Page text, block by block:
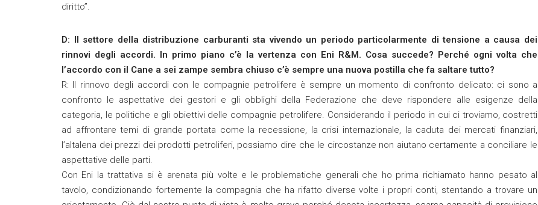
diritto”.
D: Il settore della distribuzione carburanti sta vivendo un periodo particolarmente di tensione a causa dei
rinnovi degli accordi. In primo piano c’è la vertenza con Eni R&M. Cosa succede? Perché ogni volta che
l’accordo con il Cane a sei zampe sembra chiuso c’è sempre una nuova postilla che fa saltare tutto?
R: Il rinnovo degli accordi con le compagnie petrolifere è sempre un momento di confronto delicato: ci sono a
confronto le aspettative dei gestori e gli obblighi della Federazione che deve rispondere alle esigenze della
categoria, le politiche e gli obiettivi delle compagnie petrolifere. Considerando il periodo in cui ci troviamo, costretti
ad affrontare temi di grande portata come la recessione, la crisi internazionale, la caduta dei mercati finanziari,
l’altalena dei prezzi dei prodotti petroliferi, possiamo dire che le circostanze non aiutano certamente a conciliare le
aspettative delle parti.
Con Eni la trattativa si è arenata più volte e le problematiche generali che ho prima richiamato hanno pesato al
tavolo, condizionando fortemente la compagnia che ha rifatto diverse volte i propri conti, stentando a trovare un